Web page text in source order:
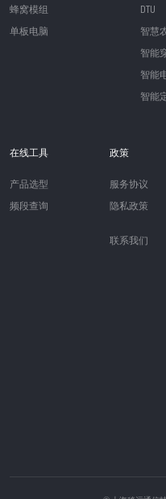
蜂窝模组
单板电脑
DTU
智慧
智能
智能
智能
在线工具
产品选型
频段查询
政策
服务协议
隐私政策
联系我们